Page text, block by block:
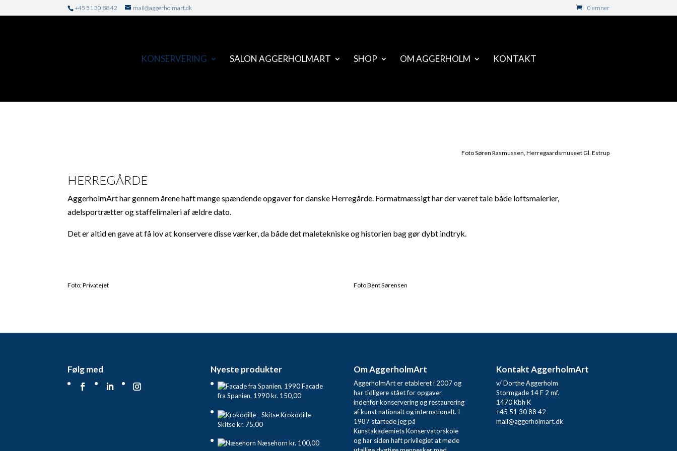
+45 51 30 88 42 mail@aggerholmart.dk 0 emner
KONSERVERING SALON AGGERHOLMART SHOP OM AGGERHOLM KONTAKT
Foto Søren Rasmussen, Herregaardsmuseet Gl. Estrup
HERREGÅRDE
AggerholmArt har gennem årene haft mange spændende opgaver for danske Herregårde. Formatmæssigt har der været tale både loftsmalerier,
adelsportrætter og staffelimaleri af ældre dato.
Det er altid en gave at få lov at konservere disse værker, da både det maletekniske og historien bag gør dybt indtryk.
Foto; Privatejet Foto Bent Sørensen
Følg med Nyeste produkter
Facade
fra Spanien, 1990kr. 150,00
Krokodille -
Skitsekr. 75,00
Næsehorn kr. 100,00
Om AggerholmArt
AggerholmArt er etableret i 2007 og
har tidligere stået for opgaver
indenfor konservering og restaurering
af kunst nationalt og internationalt. I
1987 startede jeg på
Kunstakademiets Konservatorskole
og har siden haft privilegiet at møde
Kontakt AggerholmArt
v/ Dorthe Aggerholm
Stormgade 14 F 2 mf.
1470 Kbh K
+45 51 30 88 42
mail@aggerholmart.dk